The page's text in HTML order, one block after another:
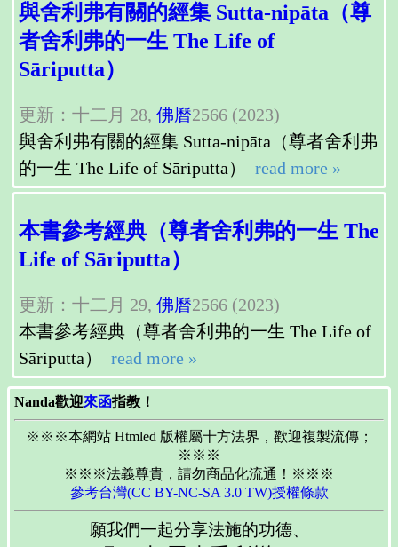
與舍利弗有關的經集 Sutta-nipāta（尊
者舍利弗的一生 The Life of
Sāriputta）
更新：十二月 28, 佛曆2566 (2023)
與舍利弗有關的經集 Sutta-nipāta（尊者舍利弗
的一生 The Life of Sāriputta）
read more »
本書參考經典（尊者舍利弗的一生 The
Life of Sāriputta）
更新：十二月 29, 佛曆2566 (2023)
本書參考經典（尊者舍利弗的一生 The Life of
Sāriputta）
read more »
Nanda歡迎來函指教！
※※※本網站 Htmled 版權屬十方法界，歡迎複製流傳；
※※※
※※※法義尊貴，請勿商品化流通！※※※
參考台灣(CC BY-NC-SA 3.0 TW)授權條款
願我們一起分享法施的功德、